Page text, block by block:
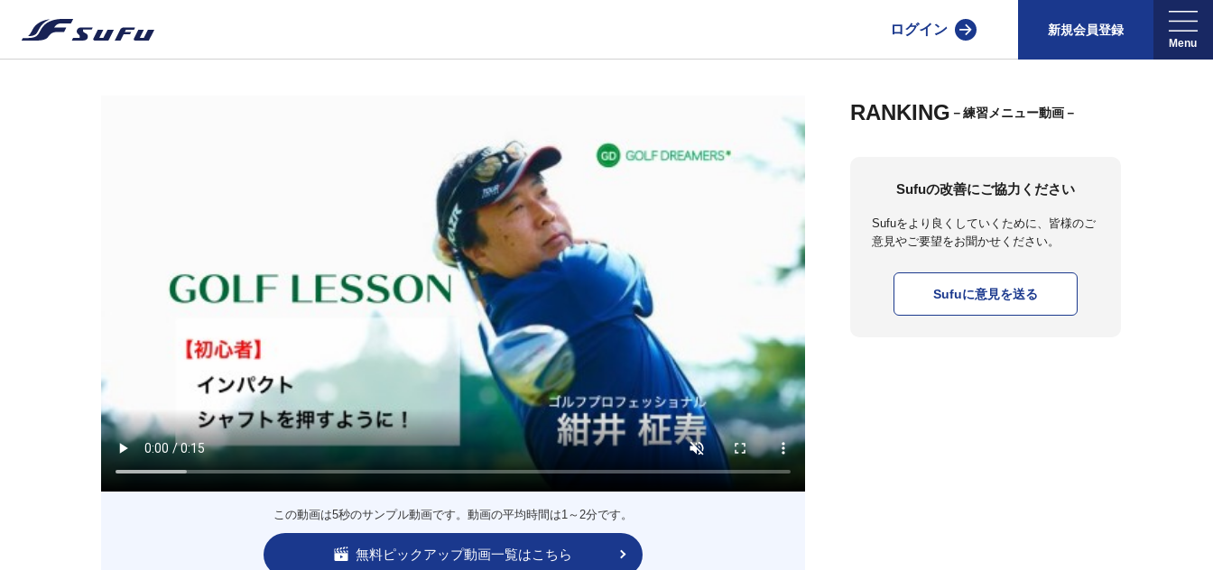
ログイン 新規会員登録
この動画は5秒のサンプル動画です。動画の平均時間は1～2分です。
無料ピックアップ動画一覧はこちら
RANKING －練習メニュー動画－
Sufuの改善にご協力ください
Sufuをより良くしていくために、皆様のご
意見やご要望をお聞かせください。
Sufuに意見を送る